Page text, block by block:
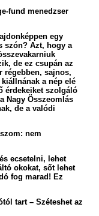
fund menedzser
egy
szón? Azt, hogy a
de ez csupán az
régebben, sajnos,
a nép elé
érdekeiket szolgáló
Nagy Összeomlás
de a valódi
nem
ecsetelni, lehet
okokat, sőt lehet
fog marad! Ez
tart – Széteshet az